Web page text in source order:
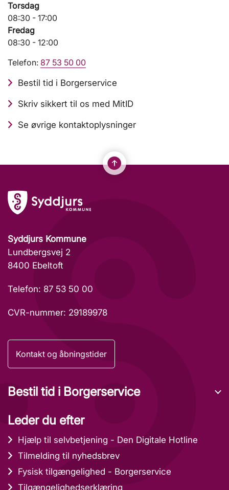
Torsdag
08:30 - 17:00
Fredag
08:30 - 12:00
Telefon: 87 53 50 00
Bestil tid i Borgerservice
Skriv sikkert til os med MitID
Se øvrige kontaktoplysninger
Syddjurs Kommune
Lundbergsvej 2
8400 Ebeltoft
Telefon: 87 53 50 00
CVR-nummer: 29189978
Kontakt og åbningstider
Bestil tid i Borgerservice
Leder du efter
Hjælp til selvbetjening - Den Digitale Hotline
Tilmelding til nyhedsbrev
Fysisk tilgængelighed - Borgerservice
Tilgængelighedserklæring